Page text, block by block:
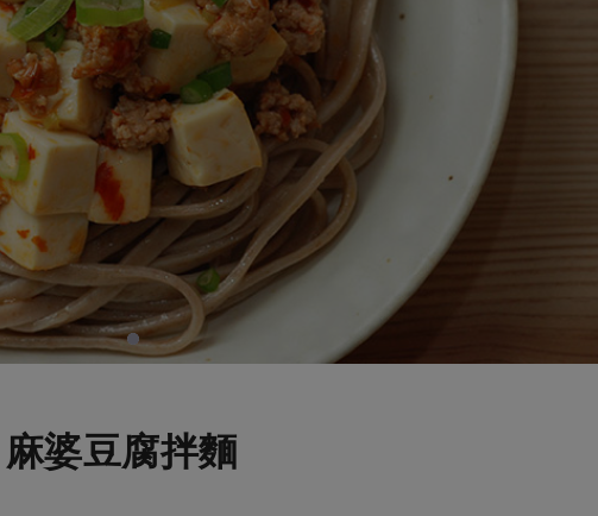
麻婆豆腐拌麵